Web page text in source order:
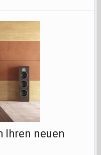
Ihren neuen